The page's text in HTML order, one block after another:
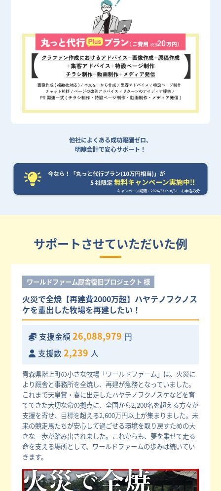
他社によくある成功報酬ゼロ、
明瞭会計で安心サポート！
サポートさせていただいた例
ワールドファーム厩舎復旧プロジェクト 様
火災で全焼【再建費2000万超】ハヤテノフクノス
ケを輩出した牧場を再建したい！
支援金額 26,088,979 円
支援数 2,239 人
青森県階上町の小さな牧場「ワールドファーム」は、火災に
より厩舎と事務所を全焼し、再建が急務となっていました。
これまで天皇賞・春に出走したハヤテノフクノスケなどを育
ててきた大切な命の拠点に、全国から2,200名を超える方々が
支援を寄せ、目標を超える2,600万円以上が集まりました。未
来の競走馬たちが安心して過ごせる環境を取り戻すための大
きな一歩が踏み出されました。これからも、夢を乗せて走る
命を支える場所として、ワールドファームの歩みは続いてい
きます。